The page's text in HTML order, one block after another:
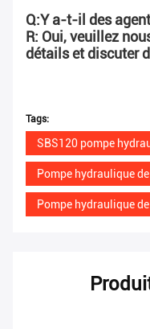
Q:Y a-t-il des
R: Oui, veuillez
détails et discuter
Tags:
SBS120 pompe
Pompe hydraulique de
Pompe hydraulique